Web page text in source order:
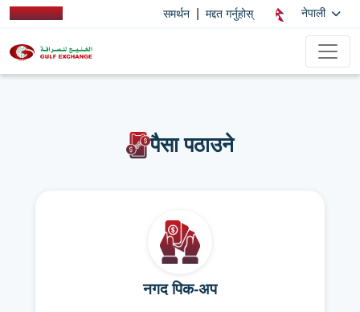
समर्थन मद्दत गर्नुहोस् नेपाली
पैसा पठाउने
नगद पिक-अप